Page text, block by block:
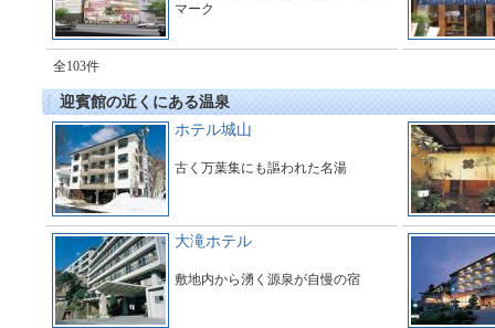
マーク
全103件
迎賓館の近くにある温泉
ホテル城山
古く万葉集にも謳われた名湯
大滝ホテル
敷地内から湧く源泉が自慢の宿